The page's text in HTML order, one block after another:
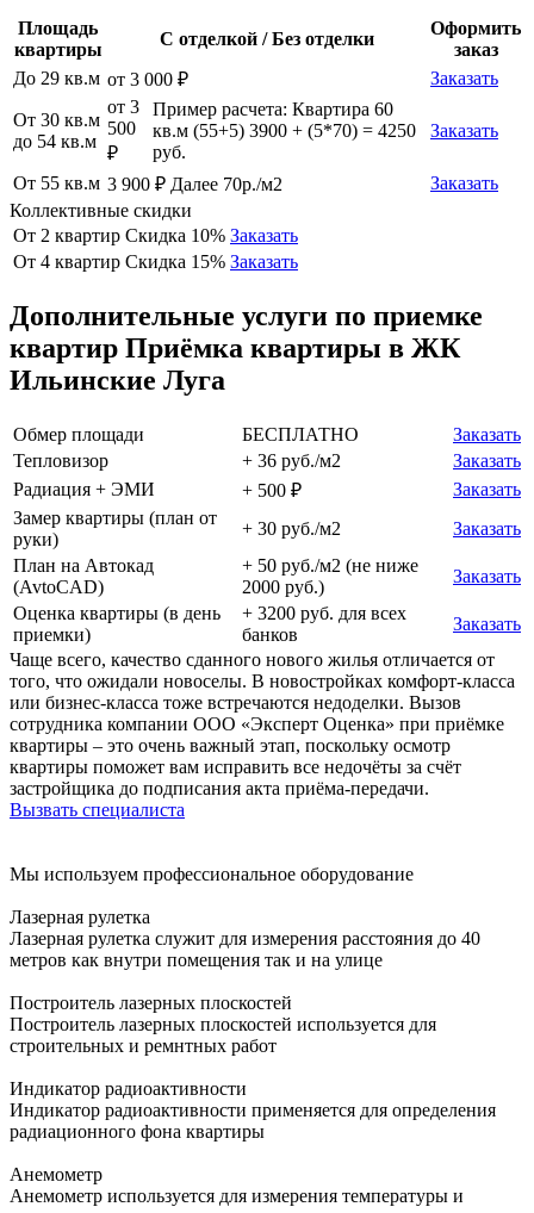
Площадь
квартиры
С отделкой / Без отделки
Оформить
заказ
До 29 кв.м от 3 000 ₽ Заказать
От 30 кв.м
до 54 кв.м
от 3
500
₽
Пример расчета: Квартира 60
кв.м (55+5) 3900 + (5*70) = 4250
руб.
Заказать
От 55 кв.м 3 900 ₽ Далее 70р./м2
Заказать
Коллективные скидки
От 2 квартир Скидка 10% Заказать
От 4 квартир Скидка 15% Заказать
Дополнительные услуги по приемке
квартир Приёмка квартиры в ЖК
Ильинские Луга
Обмер площади БЕСПЛАТНО
Заказать
Тепловизор
+ 36 руб./м2
Заказать
Радиация + ЭМИ
+ 500 ₽
Заказать
Замер квартиры (план от
руки)
+ 30 руб./м2
Заказать
План на Автокад
(AvtoCAD)
+ 50 руб./м2 (не ниже
2000 руб.)
Заказать
Оценка квартиры (в день
приемки)
+ 3200 руб. для всех
банков
Заказать
Чаще всего, качество сданного нового жилья отличается от
того, что ожидали новоселы. В новостройках комфорт-класса
или бизнес-класса тоже встречаются недоделки. Вызов
сотрудника компании ООО «Эксперт Оценка» при приёмке
квартиры – это очень важный этап, поскольку осмотр
квартиры поможет вам исправить все недочёты за счёт
застройщика до подписания акта приёма-передачи.
Вызвать специалиста
Мы используем профессиональное оборудование
Лазерная рулетка
Лазерная рулетка служит для измерения расстояния до 40
метров как внутри помещения так и на улице
Построитель лазерных плоскостей
Построитель лазерных плоскостей используется для
строительных и ремнтных работ
Индикатор радиоактивности
Индикатор радиоактивности применяется для определения
радиационного фона квартиры
Анемометр
Анемометр используется для измерения температуры и